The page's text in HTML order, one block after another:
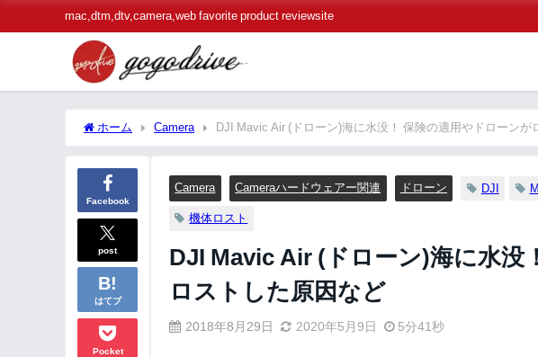
mac,dtm,dtv,camera,web favorite product reviewsite
ホーム Camera DJI Mavic Air (ドローン)海に水没！ 保険の適用やドローンが
Facebook
post
はてブ
Pocket
Camera Cameraハードウェアー関連 ドローン DJI
機体ロスト
DJI Mavic Air (ドローン)海に水没
ロストした原因など
2018年8月29日 2020年5月9日 5分41秒